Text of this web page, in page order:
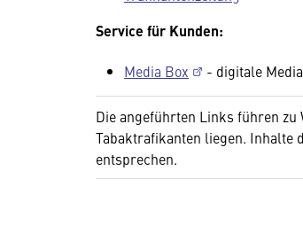
Service für Kunden:
Media Box - digitale
Die angeführten Links führen
Tabaktrafikanten liegen. Inhalte
entsprechen.